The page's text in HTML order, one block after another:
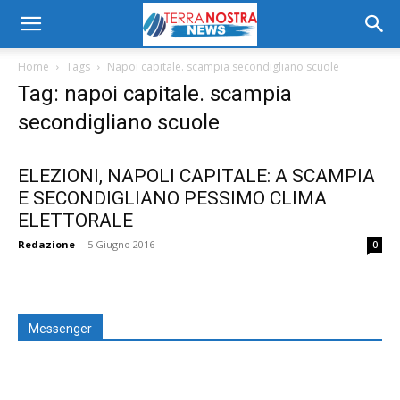
Home Tags Napoi capitale. scampia secondigliano scuole
Tag: napoi capitale. scampia
secondigliano scuole
ELEZIONI, NAPOLI CAPITALE: A SCAMPIA
E SECONDIGLIANO PESSIMO CLIMA
ELETTORALE
Redazione - 5 Giugno 2016 0
Messenger